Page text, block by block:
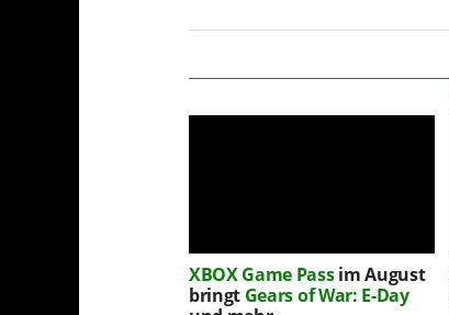
XBOX Game Passim August
bringt Gears of War: E-Day